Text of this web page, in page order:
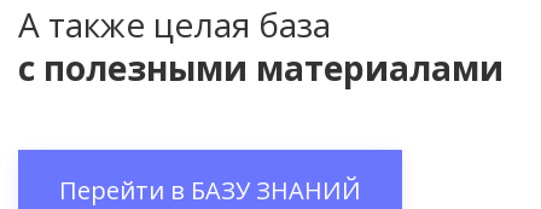
А также целая база
с полезными материалами
Перейти в БАЗУ ЗНАНИЙ